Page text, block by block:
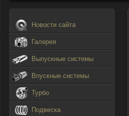
Новости сайта
Галерея
Выпускные системы
Впускные системы
Турбо
Подвеска